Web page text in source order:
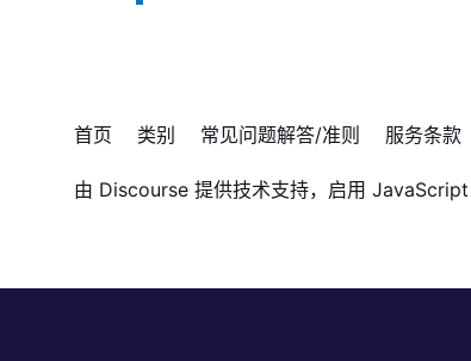
首页 类别 常见问题解答/准则 服务条款
由 Discourse 提供技术支持，启用